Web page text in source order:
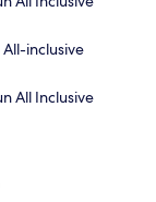
All-inclusive
All Inclusive